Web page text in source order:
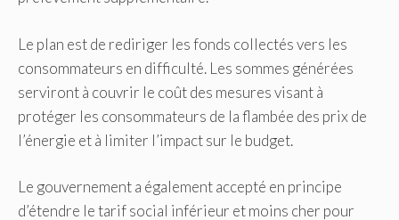
Le plan est de rediriger les fonds collectés vers les
consommateurs en difficulté. Les sommes générées
serviront à couvrir le coût des mesures visant à
protéger les consommateurs de la flambée des prix de
l’énergie et à limiter l’impact sur le budget.
Le gouvernement a également accepté en principe
d’étendre le tarif social inférieur et moins cher pour